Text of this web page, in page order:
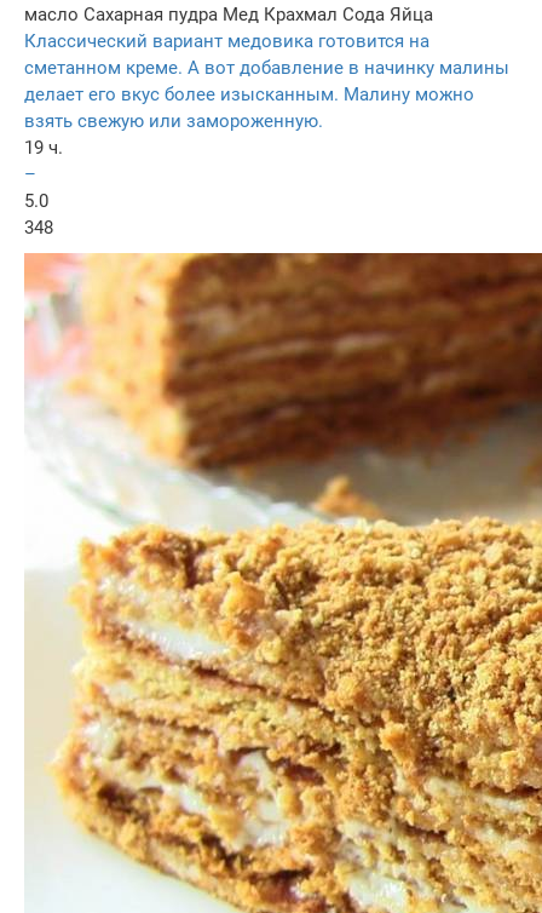
масло Сахарная пудра Мед Крахмал Сода Яйца
Классический вариант медовика готовится на
сметанном креме. А вот добавление в начинку малины
делает его вкус более изысканным. Малину можно
взять свежую или замороженную.
19 ч.
–
5.0
348